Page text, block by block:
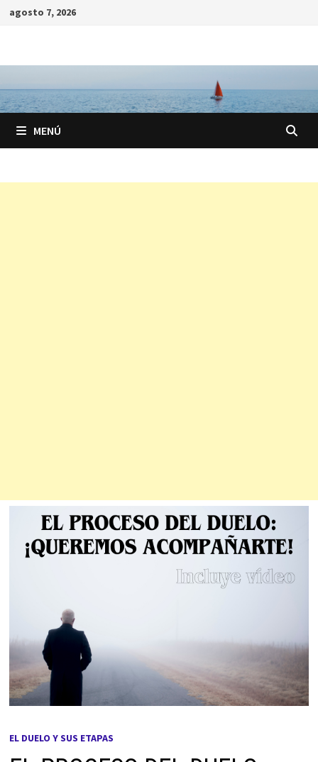
Saltar
agosto 7, 2026
MENÚ
EL DUELO Y SUS ETAPAS